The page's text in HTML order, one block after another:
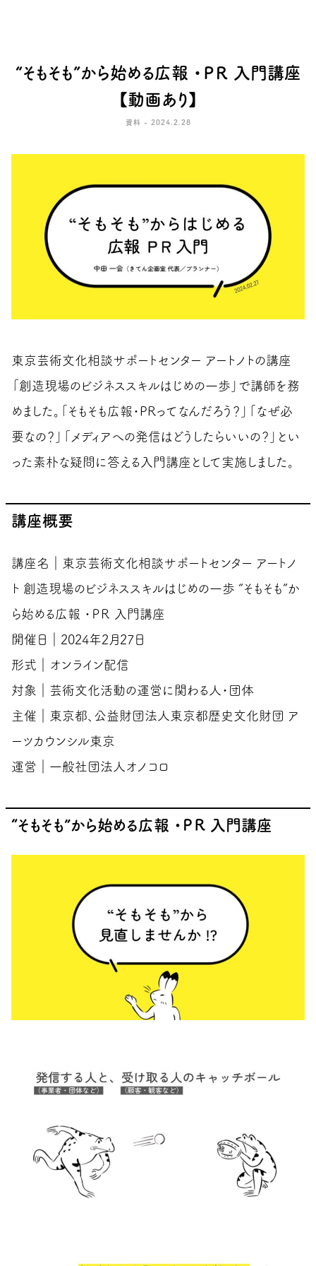
“そもそも”から始める広報 ・ＰＲ 入門講座
【動画あり】
資料 - 2024.2.28
東京芸術文化相談サポートセンター アートノトの講座
「創造現場のビジネススキルはじめの一歩」で講師を務
めました。「そもそも広報・PRってなんだろう？」「なぜ必
要なの？」「メディアへの発信はどうしたらいいの？」とい
った素朴な疑問に答える入門講座として実施しました。
講座概要
講座名｜東京芸術文化相談サポートセンター アートノ
ト 創造現場のビジネススキルはじめの一歩 “そもそも”か
ら始める広報 ・ＰＲ 入門講座
開催日｜2024年2月27日
形式｜オンライン配信
対象｜芸術文化活動の運営に関わる人・団体
主催｜東京都、公益財団法人東京都歴史文化財団 ア
ーツカウンシル東京
運営｜一般社団法人オノコロ
“そもそも”から始める広報 ・ＰＲ 入門講座